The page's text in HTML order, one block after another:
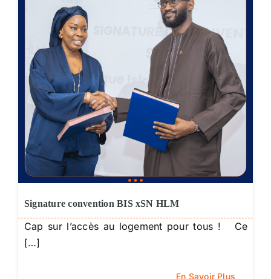
Signature convention BIS xSN HLM
Cap sur l’accès au logement pour tous ! Ce
[…]
En Savoir Plus